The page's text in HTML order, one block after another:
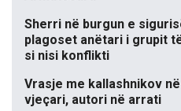
Sherri në burgun e
plagoset anëtari i grupit
si nisi konflikti
Vrasje me kallashnikov
vjeçari, autori në arrati